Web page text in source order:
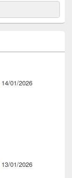
14/01/2026
13/01/2026